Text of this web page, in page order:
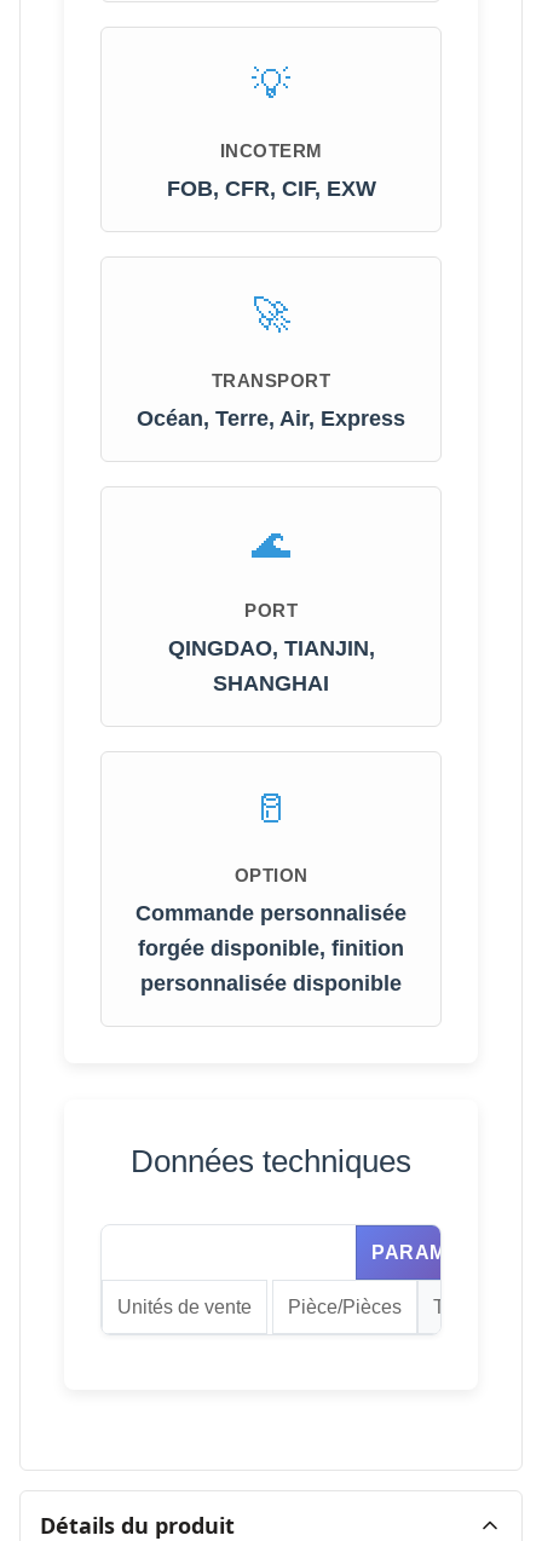
INCOTERM
FOB, CFR, CIF, EXW
TRANSPORT
Océan, Terre, Air, Express
PORT
QINGDAO, TIANJIN,
SHANGHAI
OPTION
Commande personnalisée
forgée disponible, finition
personnalisée disponible
Données techniques
PARAMÈTRE
Unités de vente Pièce/Pièces Type de
Détails du produit